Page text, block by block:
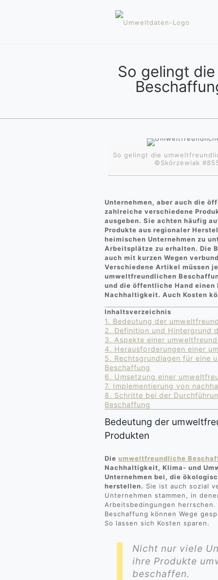
So gelingt
So gelingt die
©Skórzewiak
Unternehmen, aber auch die
zahlreiche verschiedene
ausgeben. Sie achten häufig
Produkte aus regionaler
heimischen Unternehmen zu
Arbeitsplätze zu erhalten. Die
auch mit kurzen Wegen
Verschiedene Artikel müssen
umweltfreundlichen
und die öffentliche Hand einen
Nachhaltigkeit. Auch Kosten
Inhaltsverzeichnis
1. Bedeutung der
2. Definition und Hintergrund
3. Aspekte einer
4. Herausforderungen einer
5. Rechtsgrundlagen für eine
Beschaffung
6. Umsetzung einer
7. Implementierung von
8. Schritte bei der
Beschaffung
Bedeutung der
Produkten
Dieumweltfreundliche
Nachhaltigkeit, Klima- und
Unternehmen bei, die
herstellen. Sie ist auch sozial
Unternehmen stammen, in
Arbeitsbedingungen
Beschaffung können Wege
So lassen sich Kosten sparen.
Nicht nur viele
ihre Produkte
beschaffen.